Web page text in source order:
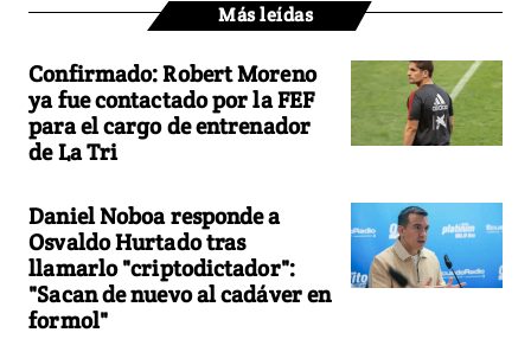
Más leídas
Confirmado: Robert Moreno
ya fue contactado por la FEF
para el cargo de entrenador
de La Tri
Daniel Noboa responde a
Osvaldo Hurtado tras
llamarlo "criptodictador":
"Sacan de nuevo al cadáver en
formol"